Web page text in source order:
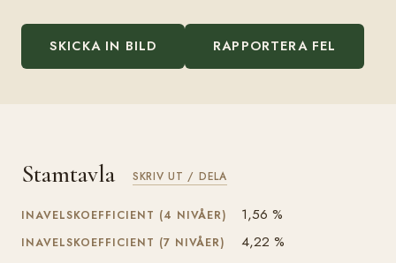
SKICKA IN BILD RAPPORTERA FEL
Stamtavla SKRIV UT / DELA
INAVELSKOEFFICIENT (4 NIVÅER) 1,56 %
INAVELSKOEFFICIENT (7 NIVÅER) 4,22 %